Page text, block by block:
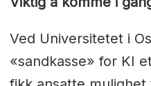
Ved Universitetet i
«sandkasse» for KI